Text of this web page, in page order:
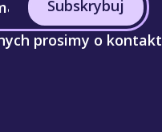
Subskrybuj
prosimy o kontakt